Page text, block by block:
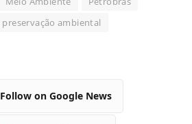
preservação ambiental
Follow on Google News